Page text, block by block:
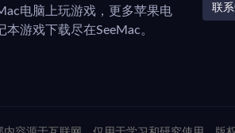
电脑上玩游戏，更多苹果电
游戏下载尽在SeeMac。
联